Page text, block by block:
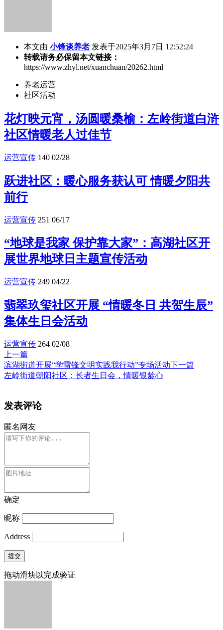
本文由 小锋谈养老 发表于2025年3月7日 12:52:24
转载请务必保留本文链接：
https://www.zhyl.net/xuanchuan/20262.html
养老运营
社区活动
花灯映元宵，汤圆暖桑榆：左岭街道白浒
社区情暖老人过佳节
运营宣传 140 02/28
跃进社区：暖心服务获认可 情暖夕阳共
前行
运营宣传 251 06/17
“地球是我家 保护靠大家”：高湖社区开
展世界地球日主题宣传活动
运营宣传 249 04/22
翡翠玖玺社区开展 “情暖冬日 共贺生辰”
集体生日会活动
运营宣传 264 02/08
上一篇
滨湖街道开展“学雷锋文明实践我行动”专场活动下一篇
左岭街道朝阳社区：长者生日会，情暖银龄心
发表评论
匿名网友
确定
昵称
Address
提交
拖动滑块以完成验证